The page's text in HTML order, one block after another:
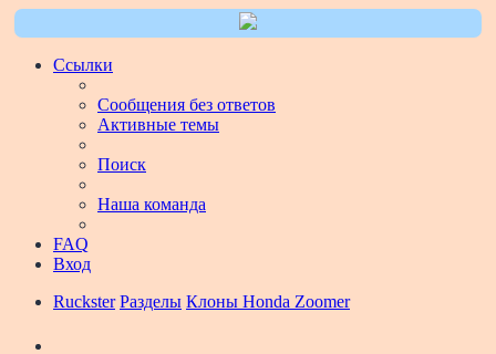
Ссылки
Сообщения без ответов
Активные темы
Поиск
Наша команда
FAQ
Вход
Ruckster Разделы Клоны Honda Zoomer